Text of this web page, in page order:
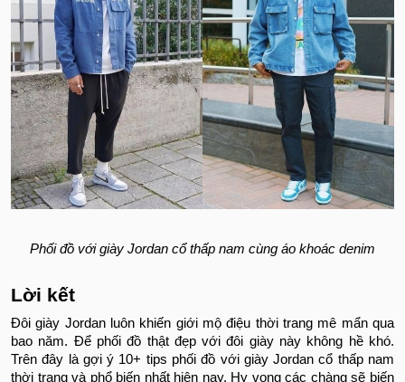
Phối đồ với giày Jordan cổ thấp nam cùng áo khoác denim
Lời kết
Đôi giày Jordan luôn khiến giới mộ điệu thời trang mê mẩn qua
bao năm. Để phối đồ thật đẹp với đôi giày này không hề khó.
Trên đây là gợi ý 10+ tips phối đồ với giày Jordan cổ thấp nam
thời trang và phổ biến nhất hiện nay. Hy vọng các chàng sẽ biến